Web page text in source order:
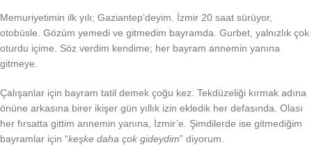
Memuriyetimin ilk yılı; Gaziantep’deyim. İzmir 20 saat sürüyor,
otobüsle. Gözüm yemedi ve gitmedim bayramda. Gurbet, yalnızlık çok
oturdu içime. Söz verdim kendime; her bayram annemin yanına
gitmeye.
Çalışanlar için bayram tatil demek çoğu kez. Tekdüzeliği kırmak adına
önüne arkasına birer ikişer gün yıllık izin ekledik her defasında. Olası
her fırsatta gittim annemin yanına, İzmir’e. Şimdilerde ise gitmediğim
bayramlar için “keşke daha çok gideydim” diyorum.